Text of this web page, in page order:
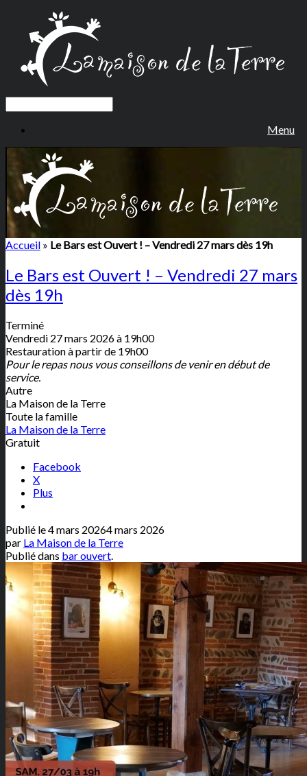
Menu
Accueil » Le Bars est Ouvert ! – Vendredi 27 mars dès 19h
Le Bars est Ouvert ! – Vendredi 27 mars
dès 19h
Terminé
Vendredi 27 mars 2026 à 19h00
Restauration à partir de 19h00
Pour le repas nous vous conseillons de venir en début de
service.
Autre
La Maison de la Terre
Toute la famille
La Maison de la Terre
Gratuit
Facebook
X
Plus
Publié le4 mars 20264 mars 2026
par La Maison de la Terre
Publié dans bar ouvert.